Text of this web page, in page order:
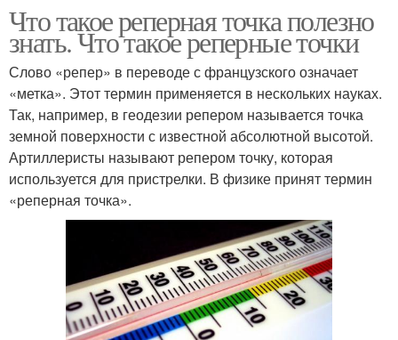
Что такое реперная точка полезно
знать. Что такое реперные точки
Слово «репер» в переводе с французского означает
«метка». Этот термин применяется в нескольких науках.
Так, например, в геодезии репером называется точка
земной поверхности с известной абсолютной высотой.
Артиллеристы называют репером точку, которая
используется для пристрелки. В физике принят термин
«реперная точка».